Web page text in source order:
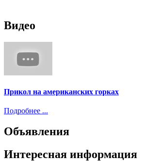
Видео
Прикол на американских горках
Подробнее ...
Объявления
Интересная информация